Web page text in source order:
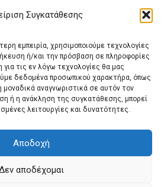
Συγκατάθεσης
εμπειρία, χρησιμοποιούμε τεχνολογίες
ή/και την πρόσβαση σε πληροφορίες
τις εν λόγω τεχνολογίες θα μας
δεδομένα προσωπικού χαρακτήρα, όπως
μοναδικά αναγνωριστικά σε αυτόν τον
ή η ανάκληση της συγκατάθεσης, μπορεί
λειτουργίες και δυνατότητες.
Αποδοχή
αποδέχομαι
με
Συρία: Δεν υπάρχουν
νεκροί από τη χθεσινή
Δαμασκό
LIFESTYLE
Μόλις μαθεύτnκε για